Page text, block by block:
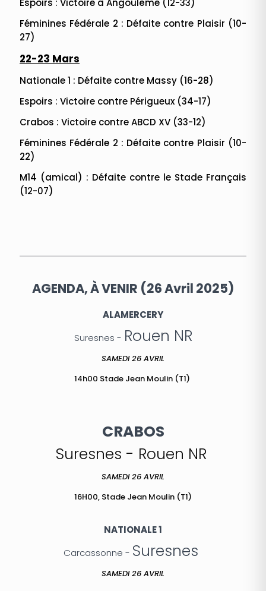
Espoirs : Victoire à Angoulême (12-33)
Féminines Fédérale 2 : Défaite contre Plaisir (10-
27)
22-23 Mars
Nationale 1 : Défaite contre Massy (16-28)
Espoirs : Victoire contre Périgueux (34-17)
Crabos : Victoire contre ABCD XV (33-12)
Féminines Fédérale 2 : Défaite contre Plaisir (10-
22)
M14 (amical) : Défaite contre le Stade Français
(12-07)
AGENDA, À VENIR (26 Avril 2025)
ALAMERCERY
Suresnes - Rouen NR
SAMEDI 26 AVRIL
14h00 Stade Jean Moulin (T1)
CRABOS
Suresnes - Rouen NR
SAMEDI 26 AVRIL
16H00, Stade Jean Moulin (T1)
NATIONALE 1
Carcassonne - Suresnes
SAMEDI 26 AVRIL